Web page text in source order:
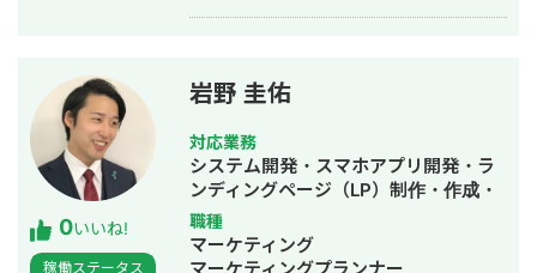
独立。 独立後はフリーランスとなり、
フロントエンドエンジニア兼総合Web
マーケターとして活動。現在はWebコ
ンサルティング会社を創設し、法人と
してStockSunに参画。
0いいね!
稼働ステータス
岩野 圭佑
対応業務
システム開発・スマホアプリ開発・ラ
ンディングページ（LP）制作・作成・
Youtubeチャンネル運営代行・立ち上
げ・ECサイト構築・ネットショップ作
成代行・SEO対策・新規事業立上・
職種
マーケティング